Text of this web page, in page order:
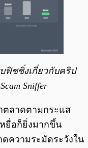
ฟิชชิ่งเกี่ยวกับคริป
Sniffer
ตลาดตามกระแส
ยื่อก็ยิ่งมากขึ้น
ความระมัดระวังใน